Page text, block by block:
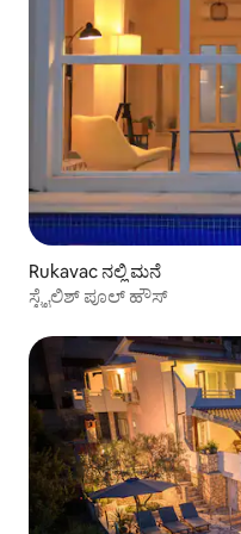
Rukavac ನಲ್ಲಿ ಮನೆ
ಸ್ಟೈಲಿಶ್ ಪೂಲ್ ಹೌಸ್